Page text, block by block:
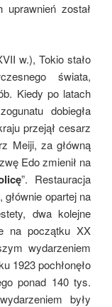
został
w.), Tokio stało
świata,
Kiedy po latach
dobiegła
przejął cesarz
Meiji, za główną
Edo zmienił na
”. Restauracja
opartej na
dwa kolejne
na początku XX
wydarzeniem
1923 pochłonęło
ponad 140 tys.
były